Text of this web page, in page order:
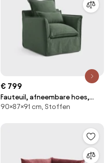
€ 799
Fauteuil, afneembare hoes,
polyester, Odna
90×87×91 cm, Stoffen